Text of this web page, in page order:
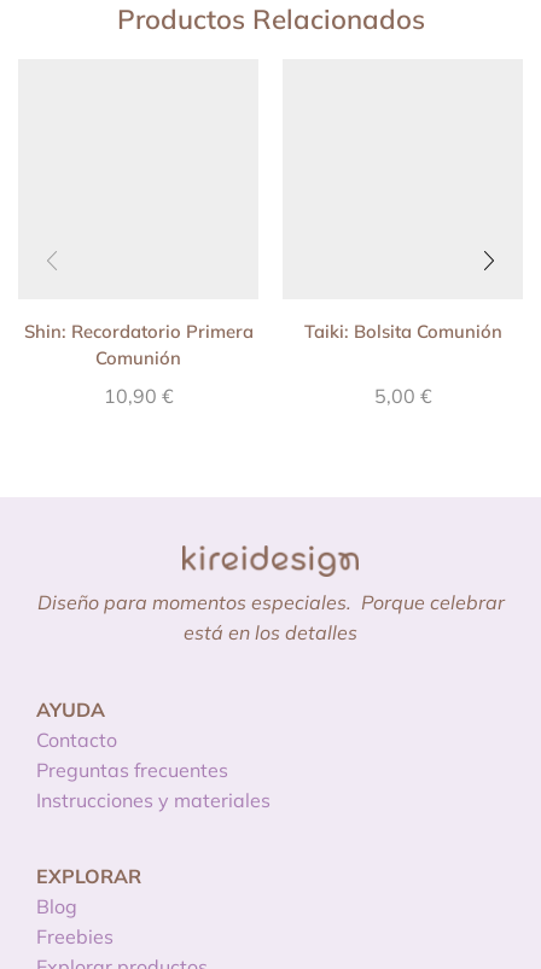
Productos Relacionados
Shin: Recordatorio Primera
Comunión
10,90 €
Taiki: Bolsita Comunión
5,00 €
Diseño para momentos especiales. Porque celebrar
está en los detalles
AYUDA
Contacto
Preguntas frecuentes
Instrucciones y materiales
EXPLORAR
Blog
Freebies